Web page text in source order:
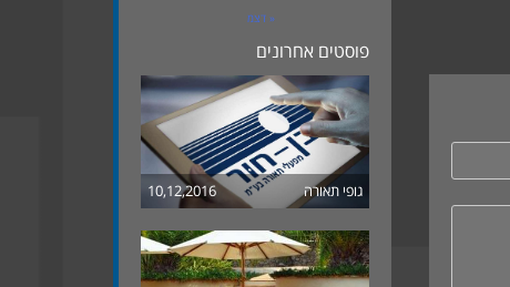
« דצמ
פוסטים אחרונים
גופי תאורה 10,12,2016